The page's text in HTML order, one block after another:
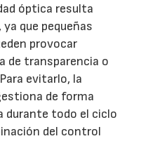
óptica resulta
que pequeñas
provocar
de transparencia o
evitarlo, la
de forma
durante todo el ciclo
del control